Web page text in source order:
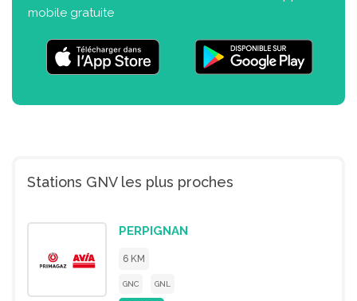
mobile gratuite
Stations GNV les plus proches
PERPIGNAN
6 KM
GNC GNL